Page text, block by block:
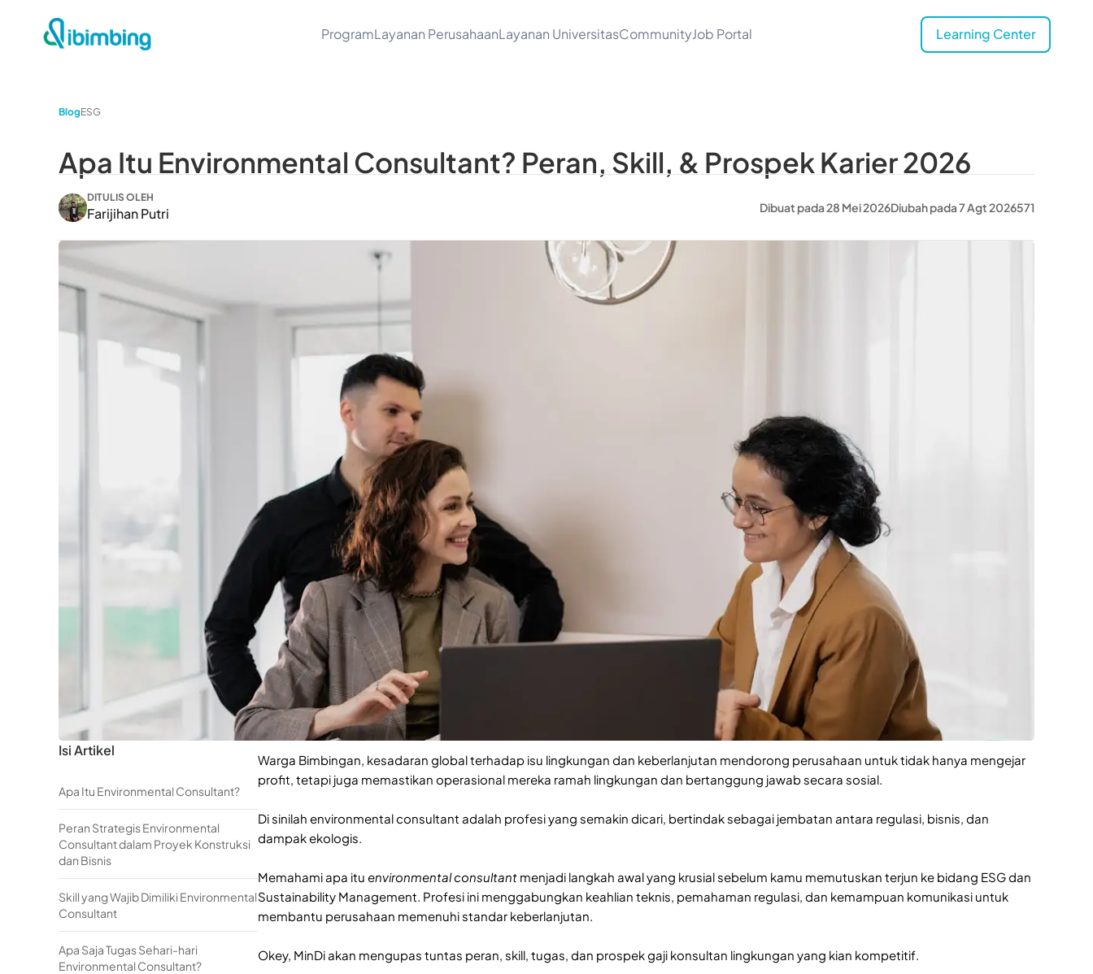
ProgramLayanan PerusahaanLayanan UniversitasCommunityJob Portal Learning Center
BlogESG
Apa Itu Environmental Consultant? Peran, Skill, & Prospek Karier 2026
DITULIS OLEH
Farijihan Putri Dibuat pada 28 Mei 2026Diubah pada 7 Agt 2026571
Isi Artikel
Apa Itu Environmental Consultant?
Peran Strategis Environmental
Consultant dalam Proyek Konstruksi
dan Bisnis
Skill yang Wajib Dimiliki Environmental
Consultant
Apa Saja Tugas Sehari-hari
Environmental Consultant?
Warga Bimbingan, kesadaran global terhadap isu lingkungan dan keberlanjutan mendorong perusahaan untuk tidak hanya mengejar
profit, tetapi juga memastikan operasional mereka ramah lingkungan dan bertanggung jawab secara sosial.
Di sinilah environmental consultant adalah profesi yang semakin dicari, bertindak sebagai jembatan antara regulasi, bisnis, dan
dampak ekologis.
Memahami apa itu environmental consultant menjadi langkah awal yang krusial sebelum kamu memutuskan terjun ke bidang ESG dan
Sustainability Management. Profesi ini menggabungkan keahlian teknis, pemahaman regulasi, dan kemampuan komunikasi untuk
membantu perusahaan memenuhi standar keberlanjutan.
Okey, MinDi akan mengupas tuntas peran, skill, tugas, dan prospek gaji konsultan lingkungan yang kian kompetitif.